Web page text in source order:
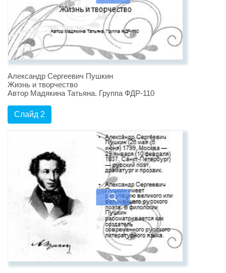
Александр Сергеевич Пушкин
Жизнь и творчество
Автор Мадякина Татьяна. Группа ФДР-110
Слайд 2